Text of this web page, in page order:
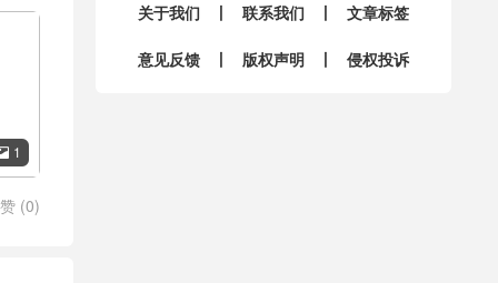
1
赞 (0)
关于我们 丨 联系我们 丨 文章标签
意见反馈 丨 版权声明 丨 侵权投诉